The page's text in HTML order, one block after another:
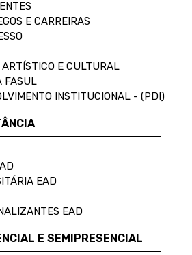
E CARREIRAS
E CULTURAL
FASUL
INSTITUCIONAL - (PDI)
EAD
EAD
E SEMIPRESENCIAL